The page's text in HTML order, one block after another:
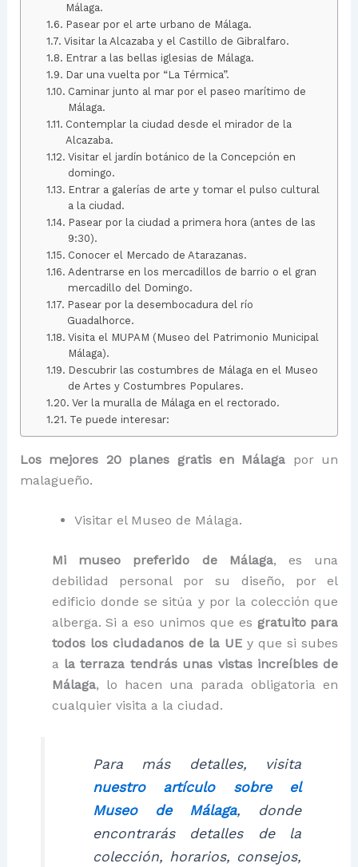
Málaga.
Pasear por el arte urbano de Málaga.
Visitar la Alcazaba y el Castillo de Gibralfaro.
Entrar a las bellas iglesias de Málaga.
Dar una vuelta por “La Térmica”.
Caminar junto al mar por el paseo marítimo de
Málaga.
Contemplar la ciudad desde el mirador de la
Alcazaba.
Visitar el jardín botánico de la Concepción en
domingo.
Entrar a galerías de arte y tomar el pulso cultural
a la ciudad.
Pasear por la ciudad a primera hora (antes de las
9:30).
Conocer el Mercado de Atarazanas.
Adentrarse en los mercadillos de barrio o el gran
mercadillo del Domingo.
Pasear por la desembocadura del río
Guadalhorce.
Visita el MUPAM (Museo del Patrimonio Municipal
Málaga).
Descubrir las costumbres de Málaga en el Museo
de Artes y Costumbres Populares.
Ver la muralla de Málaga en el rectorado.
Te puede interesar:
Los mejores 20 planes gratis en Málaga por un
malagueño.
Visitar el Museo de Málaga.
Mi museo preferido de Málaga, es una
debilidad personal por su diseño, por el
edificio donde se sitúa y por la colección que
alberga. Si a eso unimos que es gratuito para
todos los ciudadanos de la UE y que si subes
a la terraza tendrás unas vistas increíbles de
Málaga, lo hacen una parada obligatoria en
cualquier visita a la ciudad.
Para más detalles, visita
nuestro artículo sobre el
Museo de Málaga, donde
encontrarás detalles de la
colección, horarios, consejos,